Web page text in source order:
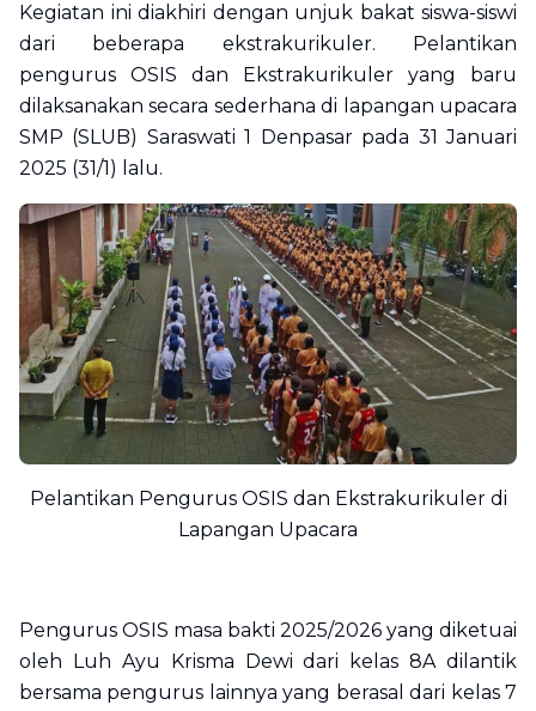
Kegiatan ini diakhiri dengan unjuk bakat siswa-siswi
dari beberapa ekstrakurikuler. Pelantikan
pengurus OSIS dan Ekstrakurikuler yang baru
dilaksanakan secara sederhana di lapangan upacara
SMP (SLUB) Saraswati 1 Denpasar pada 31 Januari
2025 (31/1) lalu.
Pelantikan Pengurus OSIS dan Ekstrakurikuler di
Lapangan Upacara
Pengurus OSIS masa bakti 2025/2026 yang diketuai
oleh Luh Ayu Krisma Dewi dari kelas 8A dilantik
bersama pengurus lainnya yang berasal dari kelas 7